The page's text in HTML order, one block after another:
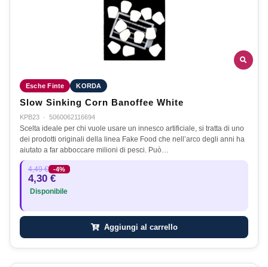
Esche Finte KORDA
Slow Sinking Corn Banoffee White
KPB23 · 5060062116694
Scelta ideale per chi vuole usare un innesco artificiale, si tratta di uno
dei prodotti originali della linea Fake Food che nell’arco degli anni ha
aiutato a far abboccare milioni di pesci. Può…
4,49 € -4%
4,30 €
Disponibile
Aggiungi al carrello